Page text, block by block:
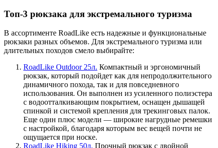
Топ-3 рюкзака для экстремального туризма
В ассортименте RoadLike есть надежные и функциональные
рюкзаки разных объемов. Для экстремального туризма или
длительных походов смело выбирайте:
RoadLike Outdoor 25л. Компактный и эргономичный
рюкзак, который подойдет как для непродолжительного
динамичного похода, так и для повседневного
использования. Он выполнен из усиленного полиэстера
с водоотталкивающим покрытием, оснащен дышащей
спинкой и системой крепления для трекинговых палок.
Еще один плюс модели — широкие нагрудные ремешки
с настройкой, благодаря которым вес вещей почти не
ощущается при носке.
RoadLike Hiking 50л. Прочный рюкзак с двойной